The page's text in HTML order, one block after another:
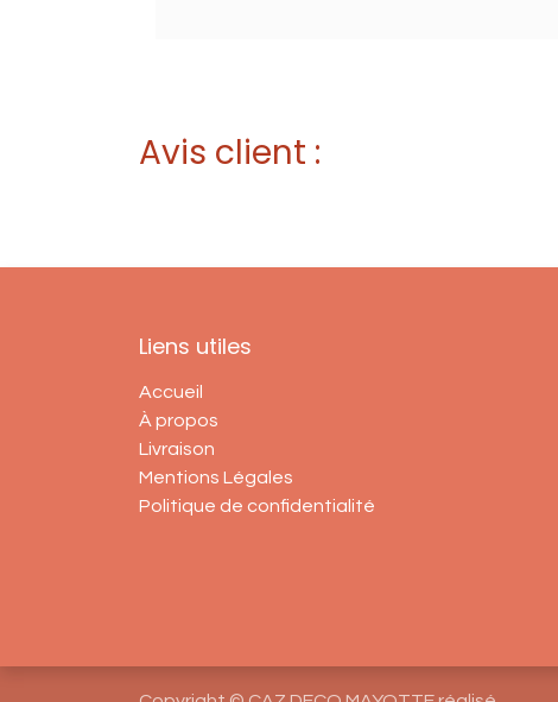
Avis client :
Liens utiles
Accueil
À propos
Livraison
Mentions Légales
Politique de confidentialité